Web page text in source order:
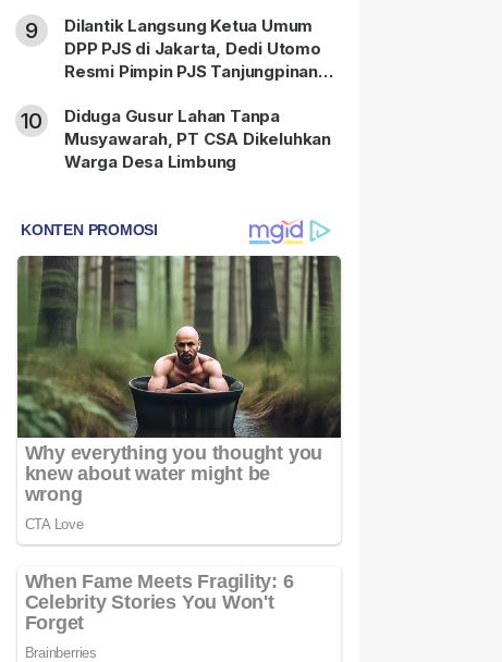
9
Dilantik Langsung Ketua Umum
DPP PJS di Jakarta, Dedi Utomo
Resmi Pimpin PJS Tanjungpinang-
10
Diduga Gusur Lahan Tanpa
Musyawarah, PT CSA Dikeluhkan
Warga Desa Limbung